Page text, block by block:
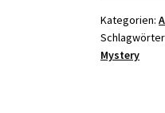
Diamond
HC
A4
Kategorien:
Mystery